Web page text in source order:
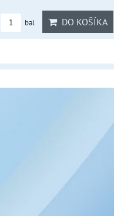
bal DO KOŠÍKA